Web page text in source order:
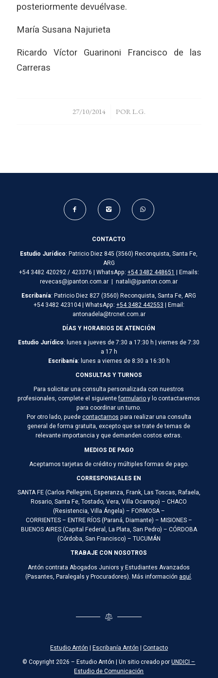
posteriormente devuélvase.
María Susana Najurieta
Ricardo Víctor Guarinoni Francisco de las
Carreras
27/10/2014
/ PORL.G.
CONTACTO
Estudio Jurídico: Patricio Diez 845 (3560) Reconquista, Santa Fe,
ARG
+54 3482 420292 / 423376 | WhatsApp: +54 3482 448651 | Emails:
revecas@jpanton.com.ar | natali@jpanton.com.ar
Escribanía: Patricio Diez 827 (3560) Reconquista, Santa Fe, ARG
+54 3482 423104 | WhatsApp: +54 3482 442553 | Email:
antonadela@trcnet.com.ar
DÍAS Y HORARIOS DE ATENCIÓN
Estudio Jurídico: lunes a jueves de 7:30 a 17:30 h | viernes de 7:30
a 17 h
Escribanía: lunes a viernes de 8:30 a 16:30 h
CONSULTAS Y TURNOS
Para solicitar una consulta personalizada con nuestros
profesionales, complete el siguienteformularioy lo contactaremos
para coordinar un turno.
Por otro lado, puedecontactarnos para realizar una consulta
general de forma gratuita, excepto que se trate de temas de
relevante importancia y que demanden costos extras.
MEDIOS DE PAGO
Aceptamos tarjetas de crédito y múltiples formas de pago.
CORRESPONSALES EN
SANTA FE (Carlos Pellegrini, Esperanza, Frank, Las Toscas, Rafaela,
Rosario, Santa Fe, Tostado, Vera, Villa Ocampo) – CHACO
(Resistencia, Villa Ángela) – FORMOSA –
CORRIENTES – ENTRE RÍOS (Paraná, Diamante) – MISIONES –
BUENOS AIRES (Capital Federal, La Plata, San Pedro) – CÓRDOBA
(Córdoba, San Francisco) – TUCUMÁN
TRABAJE CON NOSOTROS
Antón contrata Abogados Juniors y Estudiantes Avanzados
(Pasantes, Paralegals y Procuradores). Más información aquí.
Estudio Antón | Escribanía Antón | Contacto
© Copyright 2026 – Estudio Antón | Un sitio creado porUNDICI –
Estudio de Comunicación